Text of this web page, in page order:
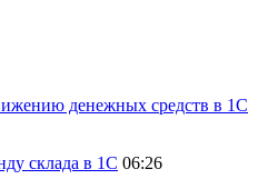
денежных средств в 1С
склада в 1С 06:26